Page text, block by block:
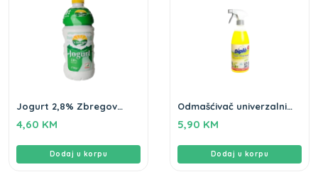
Jogurt 2,8% Zbregov
4,60 KM
Dodaj u korpu
Odmašćivač univerzalni
5,90 KM
Dodaj u korpu